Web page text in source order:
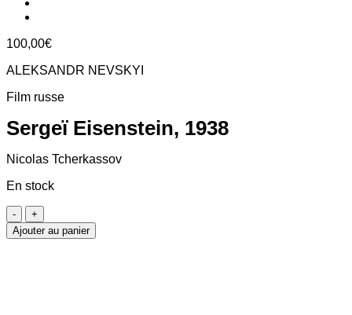
100,00€
ALEKSANDR NEVSKYI
Film russe
Sergeï Eisenstein, 1938
Nicolas Tcherkassov
En stock
quantité
de
ALEXANDRE
Ajouter au panier